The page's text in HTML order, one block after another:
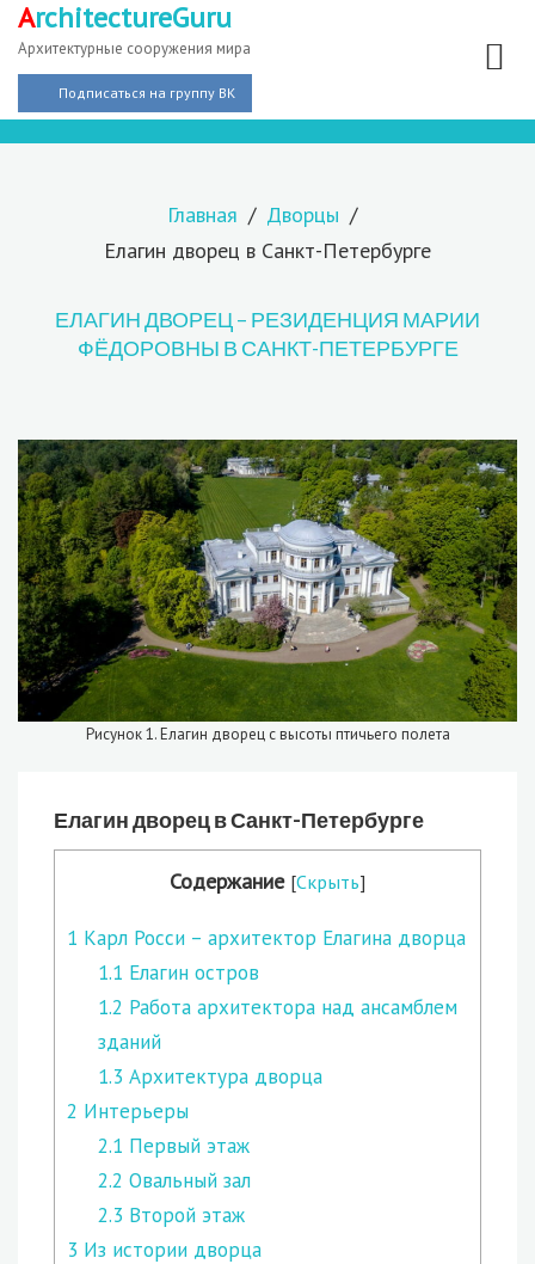
ArchitectureGuru
Архитектурные сооружения мира
Подписаться на группу ВК
Главная
Дворцы
Елагин дворец в Санкт-Петербурге
ЕЛАГИН ДВОРЕЦ – РЕЗИДЕНЦИЯ МАРИИ
ФЁДОРОВНЫ В САНКТ-ПЕТЕРБУРГЕ
Рисунок 1. Елагин дворец с высоты птичьего полета
Елагин дворец в Санкт-Петербурге
Содержание [Скрыть]
1 Карл Росси – архитектор Елагина дворца
1.1 Елагин остров
1.2 Работа архитектора над ансамблем
зданий
1.3 Архитектура дворца
2 Интерьеры
2.1 Первый этаж
2.2 Овальный зал
2.3 Второй этаж
3 Из истории дворца